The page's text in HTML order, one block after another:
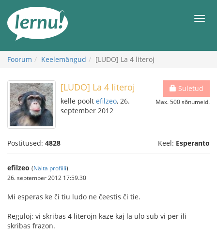
juurde
Foorum Keelemängud [LUDO] La 4 literoj
Suletud
Max. 500 sõnumeid.
[LUDO] La 4 literoj
kelle poolt efilzeo, 26.
september 2012
Postitused: 4828 Keel: Esperanto
efilzeo (Näita profiili)
26. september 2012 17:59.30
Mi esperas ke ĉi tiu ludo ne ĉeestis ĉi tie.
Reguloj: vi skribas 4 literojn kaze kaj la ulo sub vi per ili
skribas frazon.